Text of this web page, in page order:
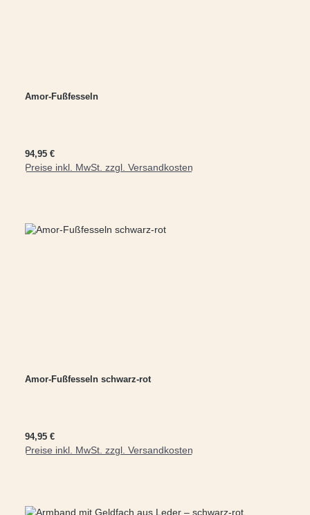
Amor-Fußfesseln
Regulärer Preis:
94,95 €
Preise inkl. MwSt. zzgl. Versandkosten
In den Warenkorb
Amor-Fußfesseln schwarz-rot
Regulärer Preis:
94,95 €
Preise inkl. MwSt. zzgl. Versandkosten
In den Warenkorb